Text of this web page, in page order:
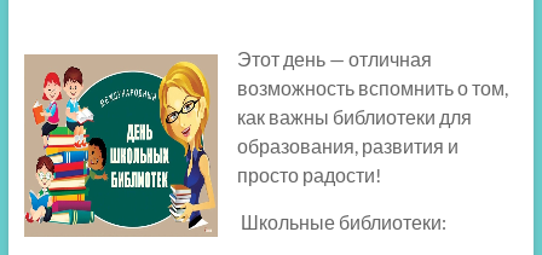
Этот день — отличная
возможность вспомнить о том,
как важны библиотеки для
образования, развития и
просто радости!
Школьные библиотеки: